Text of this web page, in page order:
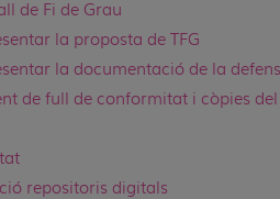
de Fi de Grau
la proposta de TFG
la documentació de la
de full de conformitat i còpies
repositoris digitals